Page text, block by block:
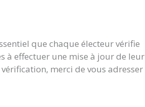
que chaque électeur vérifie
à effectuer une mise à jour de leur
merci de vous adresser